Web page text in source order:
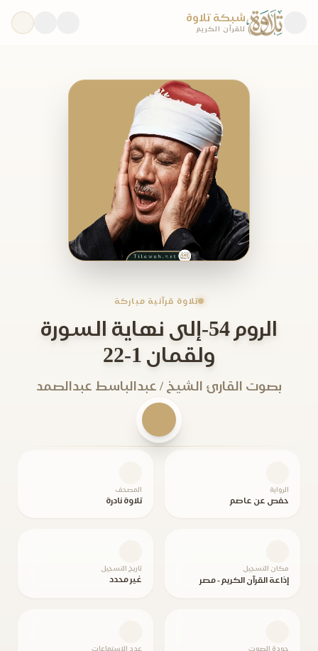
شبكة تلاوة
للقرآن الكريم
تلاوة قرآنية مباركة
الروم 54-إلى نهاية السورة
ولقمان 1-22
بصوت القارئ الشيخ / عبدالباسط عبدالصمد
الرواية
حفص عن عاصم
المصحف
تلاوة نادرة
مكان التسجيل
إذاعة القرآن الكريم - مصر
تاريخ التسجيل
غير محدد
جودة الصوت عدد الاستماعات